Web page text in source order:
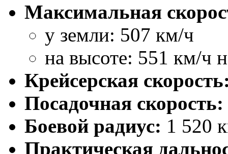
Максимальная
у земли: 507 км/ч
на высоте: 551 км/ч
Крейсерская
Посадочная скорость:
Боевой радиус: 1 520
Практическая